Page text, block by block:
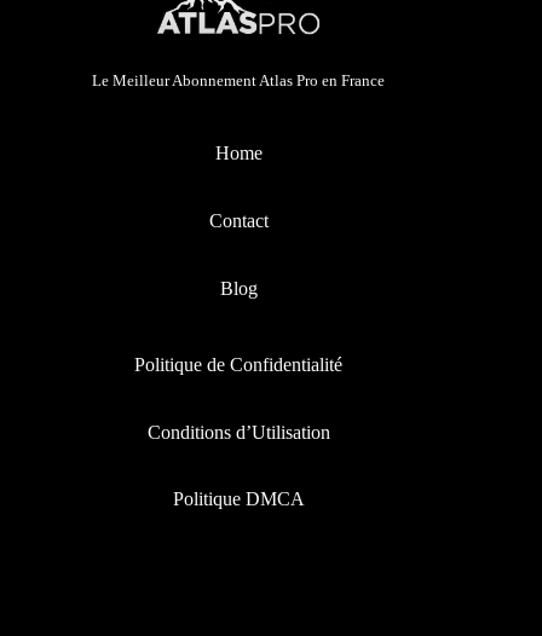
Le Meilleur Abonnement Atlas Pro en France
Home
Contact
Blog
Politique de Confidentialité
Conditions d’Utilisation
Politique DMCA